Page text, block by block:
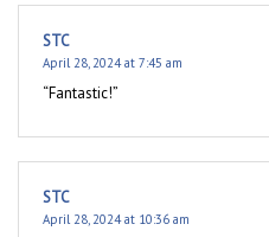
STC
April 28, 2024 at 7:45 am
“Fantastic!”
STC
April 28, 2024 at 10:36 am